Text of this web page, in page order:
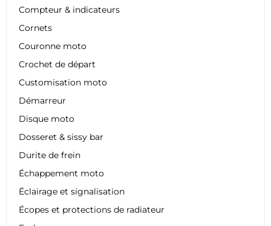
Compteur & indicateurs
Cornets
Couronne moto
Crochet de départ
Customisation moto
Démarreur
Disque moto
Dosseret & sissy bar
Durite de frein
Échappement moto
Éclairage et signalisation
Écopes et protections de radiateur